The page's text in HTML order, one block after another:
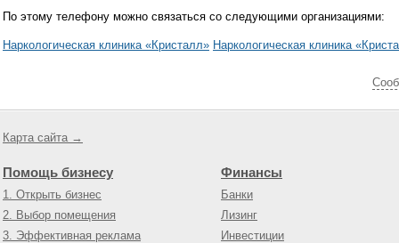
По этому телефону можно связаться со следующими организациями:
Наркологическая клиника «Кристалл» Наркологическая клиника
Карта сайта →
Помощь бизнесу
1. Открыть бизнес
2. Выбор помещения
3. Эффективная реклама
Финансы
Банки
Лизинг
Инвестиции